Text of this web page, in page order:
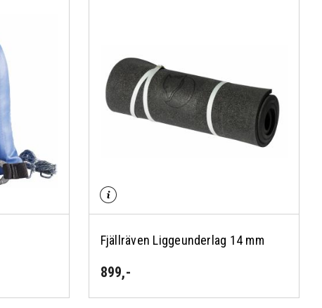
Fjällräven Liggeunderlag 14 mm
899,-